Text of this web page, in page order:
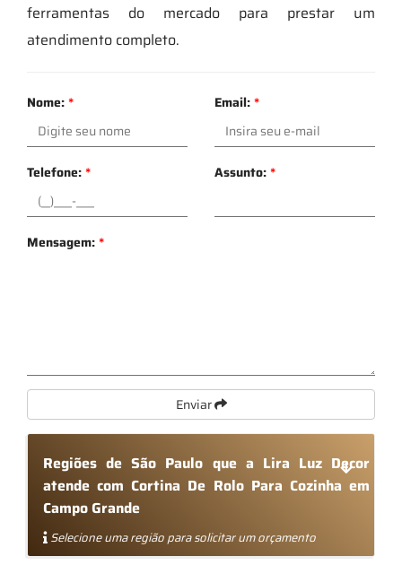
ferramentas do mercado para prestar um
atendimento completo.
Nome:* Email:*
Telefone:* Assunto:*
Mensagem:*
Enviar
Regiões de São Paulo que a Lira Luz Decor
atende com Cortina De Rolo Para Cozinha em
Campo Grande
Selecione uma região para solicitar um orçamento